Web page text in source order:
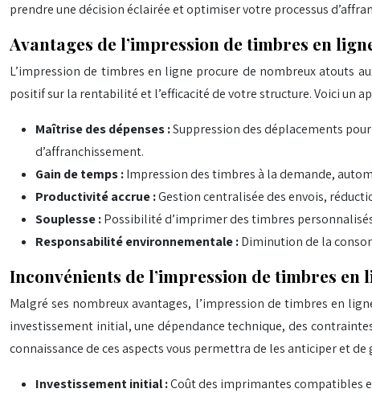
prendre une décision éclairée et optimiser votre processus
Avantages de l’impression de timbres en
L’impression de timbres en ligne procure de nombreux atouts
positif sur la rentabilité et l’efficacité de votre structure. Voici un
Maîtrise des dépenses :Suppression des déplacements
d’affranchissement.
Gain de temps :Impression des timbres à la demande,
Productivité accrue :Gestion centralisée des envois,
Souplesse :Possibilité d’imprimer des timbres
Responsabilité environnementale :Diminution de la
Inconvénients de l’impression de timbres en
Malgré ses nombreux avantages, l’impression de timbres en
investissement initial, une dépendance technique, des
connaissance de ces aspects vous permettra de les anticiper et
Investissement initial :Coût des imprimantes compatibles